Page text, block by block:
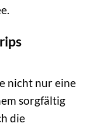
nicht nur eine
sorgfältig
die